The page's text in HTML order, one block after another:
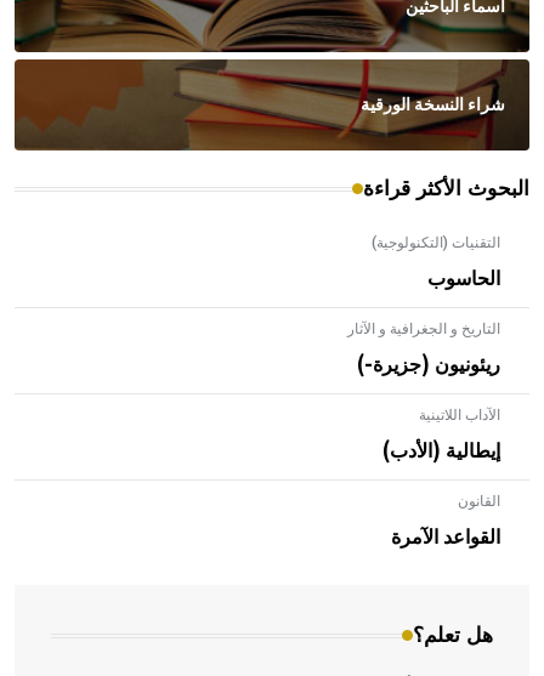
أسماء الباحثين
شراء النسخة الورقية
البحوث الأكثر قراءة
التقنيات (التكنولوجية)
الحاسوب
التاريخ و الجغرافية و الآثار
ريئونيون (جزيرة-)
الآداب اللاتينية
إيطالية (الأدب)
القانون
القواعد الآمرة
هل تعلم؟
- هل تعلم أن الأبلق نوع من الفنون الهندسية التي ارتبطت
بالعمارة الإسلامية في بلاد الشام ومصر خاصة، حيث يحرص
المعمار على بناء مداميكه وخاصة في الواجهات